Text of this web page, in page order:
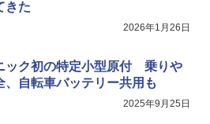
きた
2026年1月26日
ック初の特定小型原付 乗りや
、自転車バッテリー共用も
2025年9月25日